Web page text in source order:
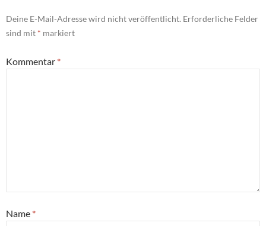
Deine E-Mail-Adresse wird nicht veröffentlicht. Erforderliche Felder
sind mit * markiert
Kommentar *
Name *